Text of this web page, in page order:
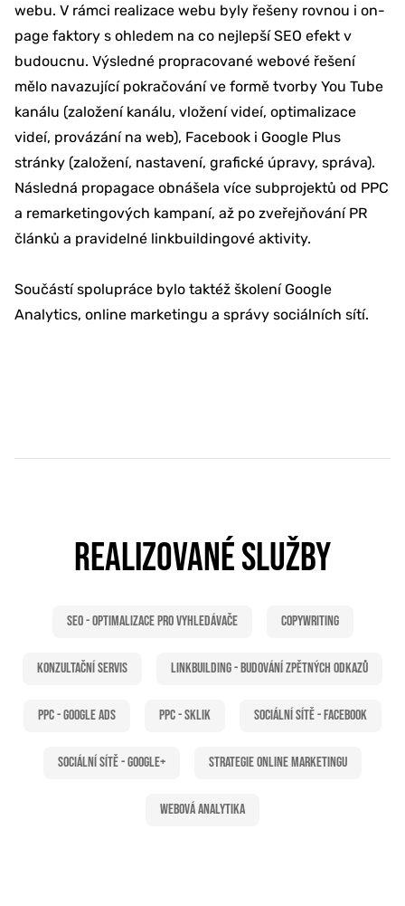
webu. V rámci realizace webu byly řešeny rovnou i on-
page faktory s ohledem na co nejlepší SEO efekt v
budoucnu. Výsledné propracované webové řešení
mělo navazující pokračování ve formě tvorby You Tube
kanálu (založení kanálu, vložení videí, optimalizace
videí, provázání na web), Facebook i Google Plus
stránky (založení, nastavení, grafické úpravy, správa).
Následná propagace obnášela více subprojektů od PPC
a remarketingových kampaní, až po zveřejňování PR
článků a pravidelné linkbuildingové aktivity.
Součástí spolupráce bylo taktéž školení Google
Analytics, online marketingu a správy sociálních sítí.
REALIZOVANÉ SLUŽBY
SEO - Optimalizace pro vyhledávače Copywriting
Konzultační servis Linkbuilding - Budování zpětných odkazů
PPC - Google Ads PPC - Sklik Sociální sítě - Facebook
Sociální sítě - Google+ Strategie online marketingu
Webová analytika